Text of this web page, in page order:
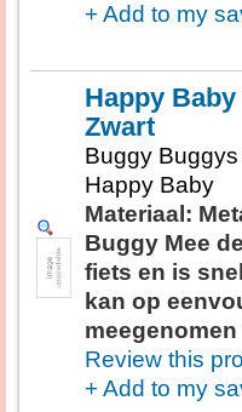
+ Add to my
Happy
Zwart
Buggy Buggys
Happy Baby
Materiaal:
Buggy Mee
fiets en is
kan op
Review this
+ Add to my